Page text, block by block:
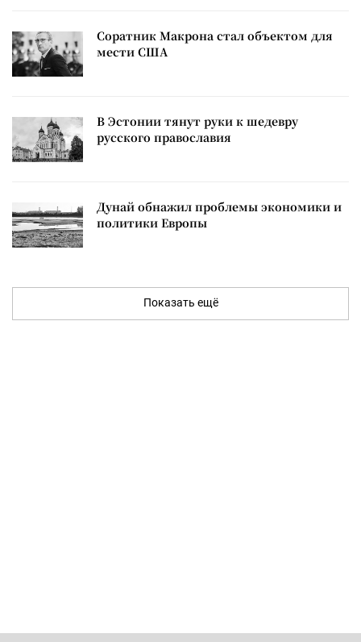
Соратник Макрона стал объектом для
мести США
В Эстонии тянут руки к шедевру
русского православия
Дунай обнажил проблемы экономики и
политики Европы
Показать ещё